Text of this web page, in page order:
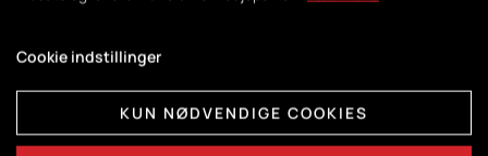
Brændkammermål:
H415 x B365 x D325
Cookie indstillinger
KUN NØDVENDIGE COOKIES